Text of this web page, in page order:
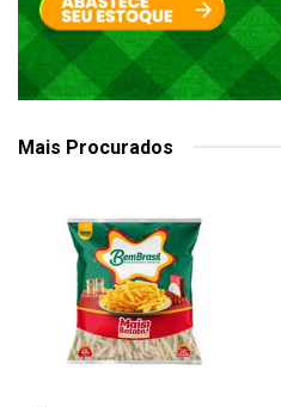
Mais Procurados